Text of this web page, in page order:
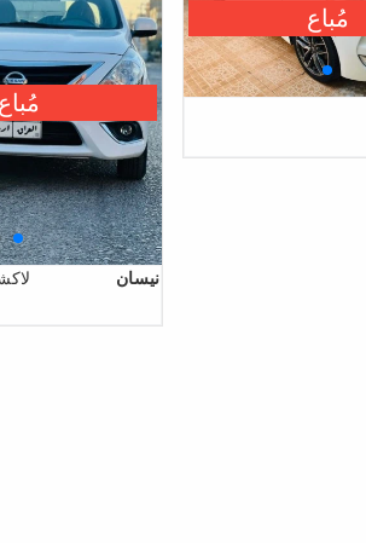
مُباع
نیسان
مُباع